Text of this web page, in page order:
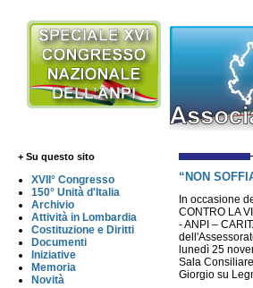
+ Su questo sito
XVII° Congresso
150° Unità d'Italia
Archivio
Attività in Lombardia
Costituzione e Diritti
Documenti
Iniziative
Memoria
Novità
“NON
In occasione
CONTRO LA
- ANPI –
lunedì 25
Sala Consiliare
Giorgio su